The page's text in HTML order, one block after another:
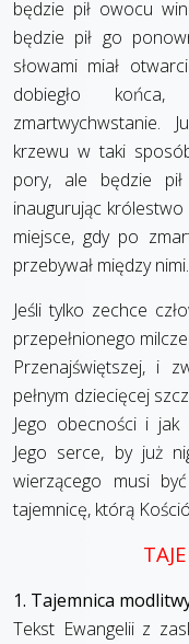
będzie pił owocu
będzie pił go
słowami miał
dobiegło
zmartwychwstanie.
krzewu w taki
pory, ale będzie
inaugurując królestwo
miejsce, gdy po
przebywał między nimi.
Jeśli tylko zechce
przepełnionego
Przenajświętszej, i
pełnym dziecięcej
Jego obecności i jak
Jego serce, by już
wierzącego musi
tajemnicę, którą
1. Tajemnica
Tekst Ewangelii z